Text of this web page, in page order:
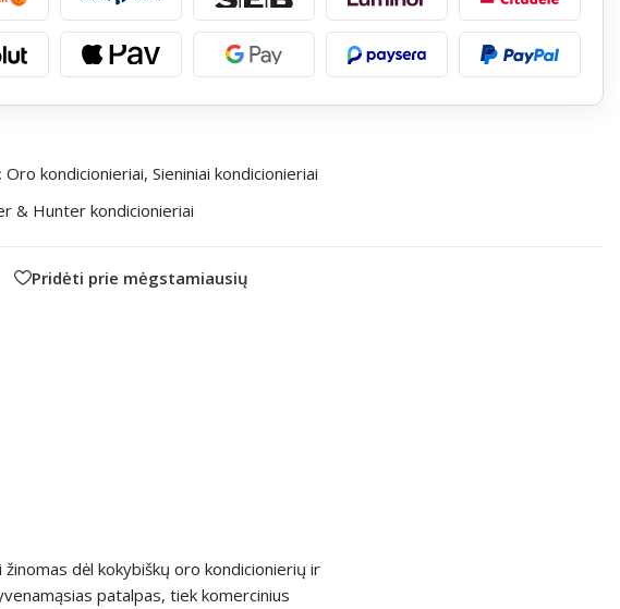
Oro kondicionieriai, Sieniniai kondicionieriai
& Hunter kondicionieriai
Pridėti prie mėgstamiausių
dėl kokybiškų oro kondicionierių ir
patalpas, tiek komercinius